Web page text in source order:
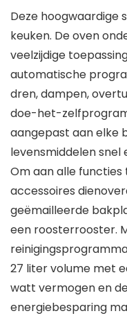
Deze hoogwaardige
keuken. De oven
veelzijdige
automatische
dren, dampen,
doe-het-
aangepast aan elke
levensmiddelen snel
Om aan alle functies
accessoires
geëmailleerde
een roosterrooster.
27 liter volume met
watt vermogen en
energiebesparing